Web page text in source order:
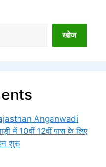
खोज
Anganwadi
में 10वीं 12वीं पास के लिए
शुरू